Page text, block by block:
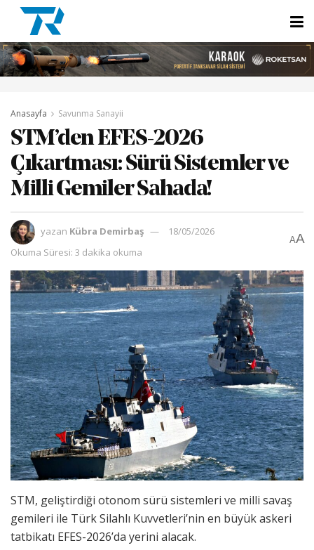
Anasayfa Savunma Sanayii
STM’den EFES-2026
Çıkartması: Sürü Sistemler ve
Milli Gemiler Sahada!
yazan Kübra Demirbaş
18/05/2026
Okuma Süresi: 3 dakika okuma
AA
STM, geliştirdiği otonom sürü sistemleri ve milli savaş
gemileri ile Türk Silahlı Kuvvetleri’nin en büyük askeri
tatbikatı EFES-2026’da yerini alacak.